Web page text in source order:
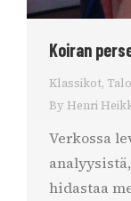
Koiran
Klassikot,
By Henri
Verkossa
hidastaa